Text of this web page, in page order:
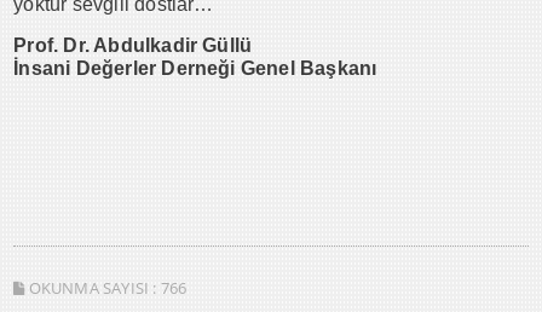
Prof. Dr. Abdulkadir Güllü
İnsani Değerler Derneği Genel Başkanı
OKUNMA SAYISI : 766